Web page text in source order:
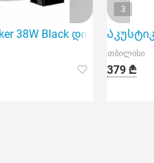
38W Black დინამიკი
3
თბილისი
379 ₾